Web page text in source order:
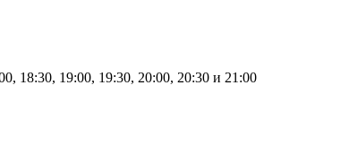
18:30, 19:00, 19:30, 20:00, 20:30 и 21:00